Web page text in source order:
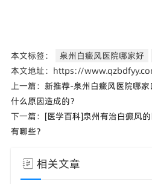
本文标签： 泉州白癜风医院哪家好
本文地址：https://
上一篇： 新推荐-泉州白癜风医院哪
什么原因造成的？
下一篇： [医学百科]泉州有治白癜风
有哪些？
相关文章